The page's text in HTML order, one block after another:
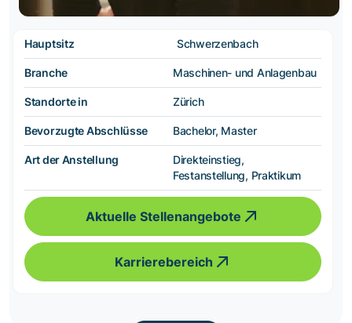
Hauptsitz Schwerzenbach
Branche Maschinen- und Anlagenbau
Standorte in Zürich
Bevorzugte Abschlüsse Bachelor, Master
Art der Anstellung
Direkteinstieg,
Festanstellung, Praktikum
Aktuelle Stellenangebote
Karrierebereich